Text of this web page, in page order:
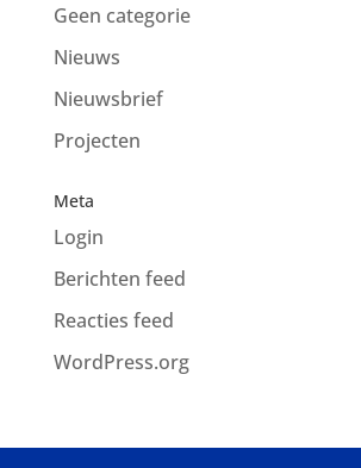
Geen categorie
Nieuws
Nieuwsbrief
Projecten
Meta
Login
Berichten feed
Reacties feed
WordPress.org